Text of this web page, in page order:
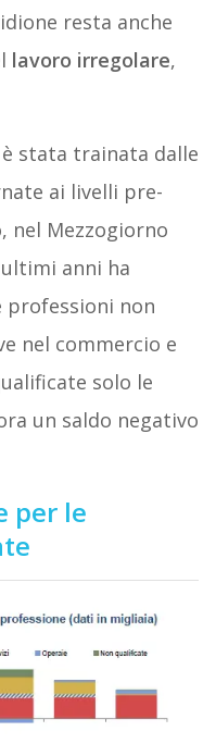
resta anche
lavoro irregolare,
è stata trainata dalle
ai livelli pre-
nel Mezzogiorno
anni ha
non
nel commercio e
solo le
un saldo negativo
per le